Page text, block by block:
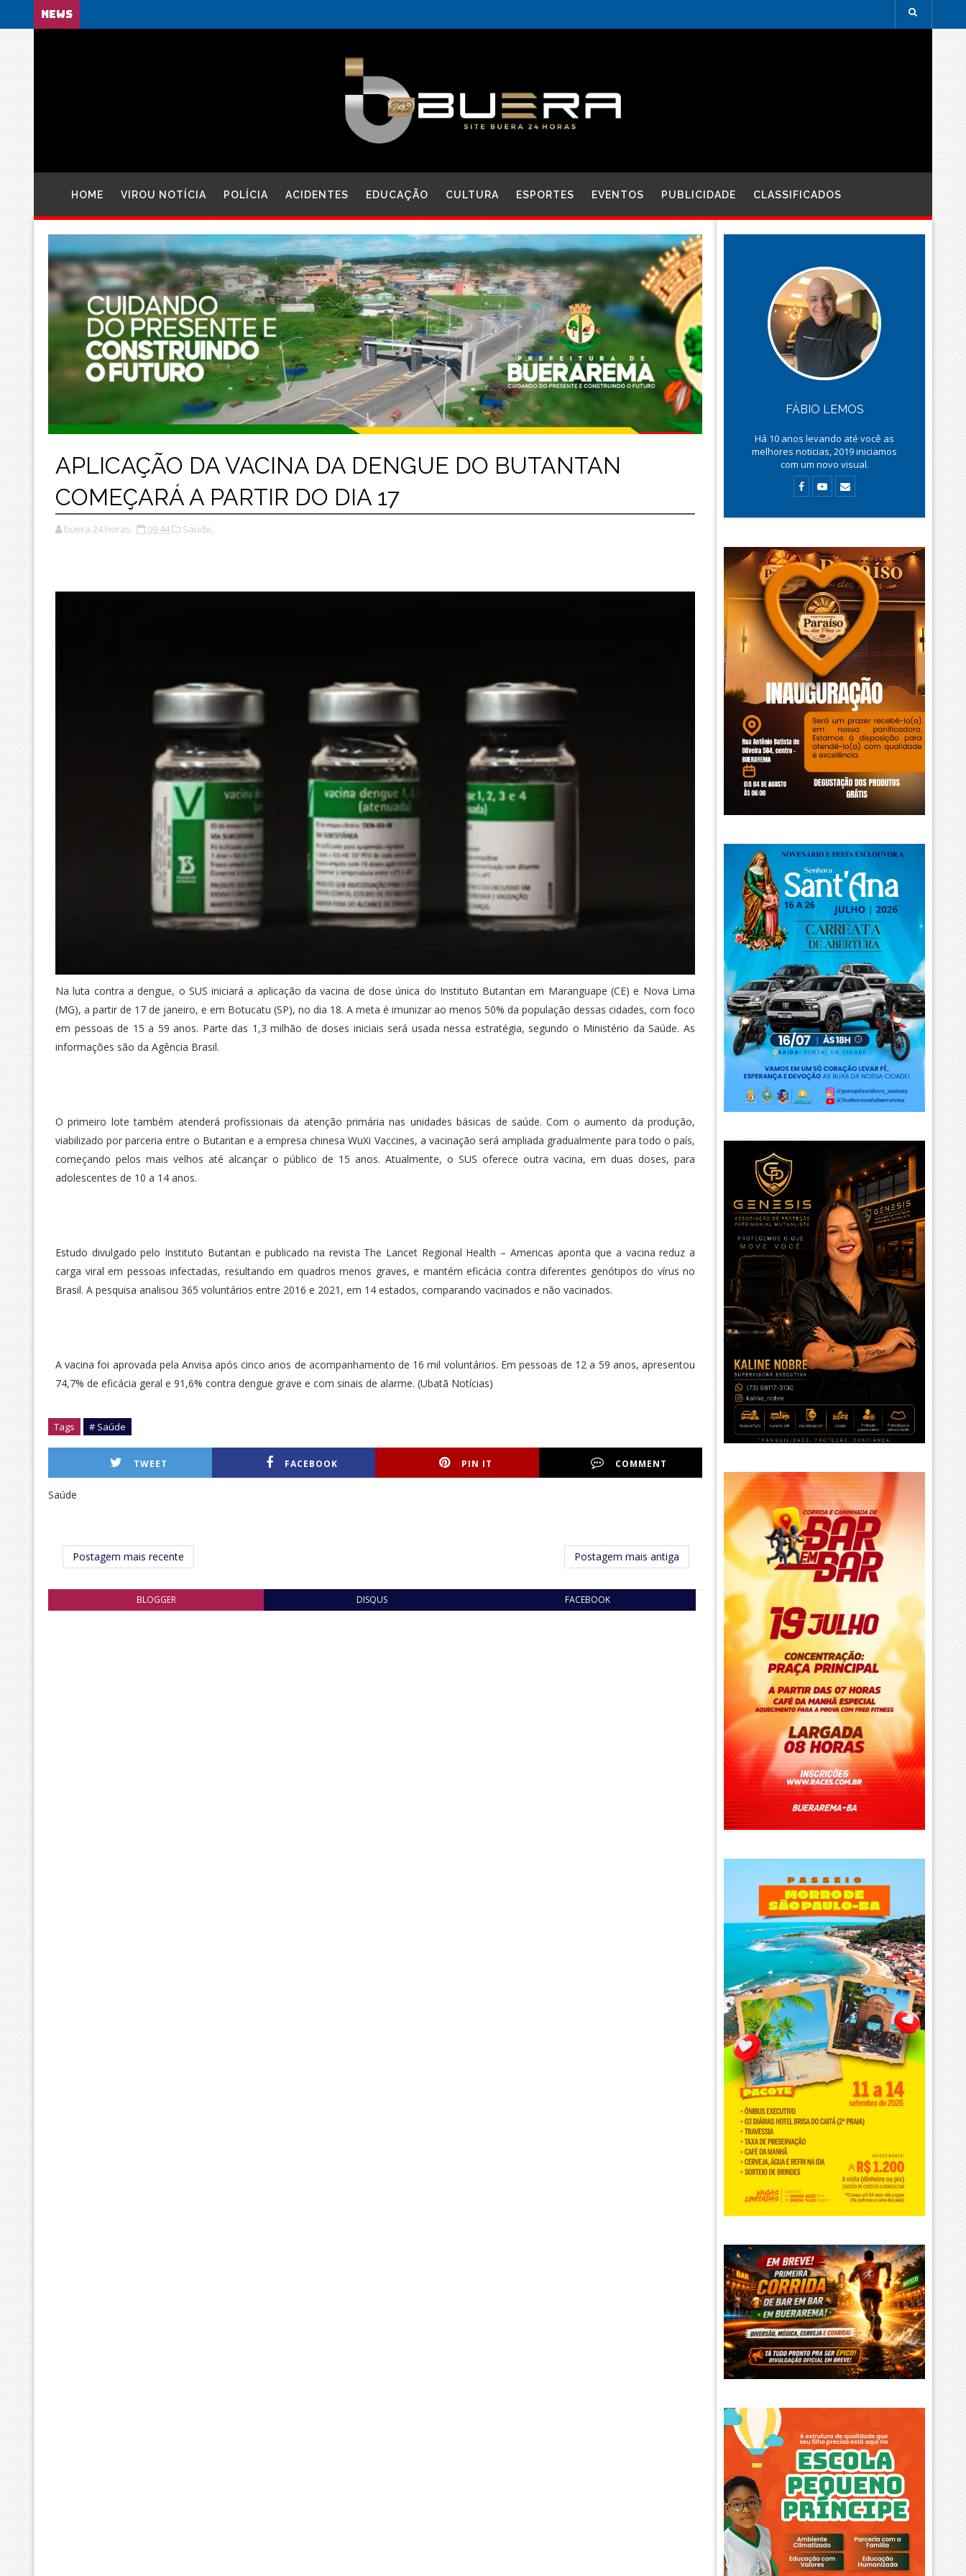
NEWS
HOME VIROU NOTÍCIA POLÍCIA ACIDENTES EDUCAÇÃO CULTURA ESPORTES EVENTOS PUBLICIDADE CLASSIFICADOS
APLICAÇÃO DA VACINA DA DENGUE DO BUTANTAN
COMEÇARÁ A PARTIR DO DIA 17
buera 24 horas 09:44 Saúde,
Na luta contra a dengue, o SUS iniciará a aplicação da vacina de dose única do Instituto Butantan em Maranguape (CE) e Nova Lima
(MG), a partir de 17 de janeiro, e em Botucatu (SP), no dia 18. A meta é imunizar ao menos 50% da população dessas cidades, com foco
em pessoas de 15 a 59 anos. Parte das 1,3 milhão de doses iniciais será usada nessa estratégia, segundo o Ministério da Saúde. As
informações são da Agência Brasil.
O primeiro lote também atenderá profissionais da atenção primária nas unidades básicas de saúde. Com o aumento da produção,
viabilizado por parceria entre o Butantan e a empresa chinesa WuXi Vaccines, a vacinação será ampliada gradualmente para todo o país,
começando pelos mais velhos até alcançar o público de 15 anos. Atualmente, o SUS oferece outra vacina, em duas doses, para
adolescentes de 10 a 14 anos.
Estudo divulgado pelo Instituto Butantan e publicado na revista The Lancet Regional Health – Americas aponta que a vacina reduz a
carga viral em pessoas infectadas, resultando em quadros menos graves, e mantém eficácia contra diferentes genótipos do vírus no
Brasil. A pesquisa analisou 365 voluntários entre 2016 e 2021, em 14 estados, comparando vacinados e não vacinados.
A vacina foi aprovada pela Anvisa após cinco anos de acompanhamento de 16 mil voluntários. Em pessoas de 12 a 59 anos, apresentou
74,7% de eficácia geral e 91,6% contra dengue grave e com sinais de alarme. (Ubatã Notícias)
Tags # Saúde
TWEET FACEBOOK PIN IT COMMENT
Saúde
Postagem mais recente Postagem mais antiga
BLOGGER DISQUS FACEBOOK
FÁBIO LEMOS
Há 10 anos levando até você as
melhores noticias, 2019 iniciamos
com um novo visual.